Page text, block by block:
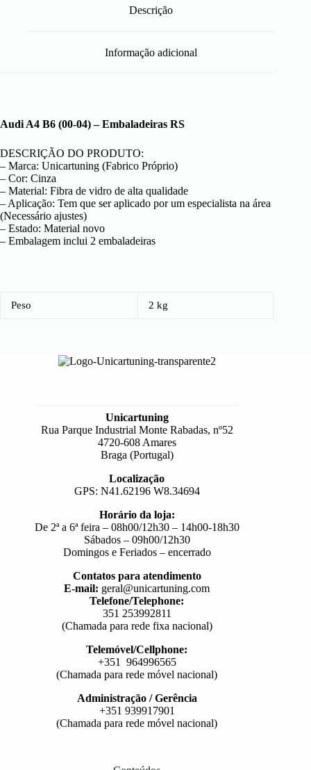
Descrição
Informação adicional
Audi A4 B6 (00-04) – Embaladeiras RS
DESCRIÇÃO DO PRODUTO:
– Marca: Unicartuning (Fabrico Próprio)
– Cor: Cinza
– Material: Fibra de vidro de alta qualidade
– Aplicação: Tem que ser aplicado por um especialista na área
(Necessário ajustes)
– Estado: Material novo
– Embalagem inclui 2 embaladeiras
Peso 2 kg
Unicartuning
Rua Parque Industrial Monte Rabadas, nº52
4720-608 Amares
Braga (Portugal)
Localização
GPS: N41.62196 W8.34694
Horário da loja:
De 2ª a 6ª feira – 08h00/12h30 – 14h00-18h30
Sábados – 09h00/12h30
Domingos e Feriados – encerrado
Contatos para atendimento
E-mail: geral@unicartuning.com
Telefone/Telephone:
351 253992811
(Chamada para rede fixa nacional)
Telemóvel/Cellphone:
+351 964996565
(Chamada para rede móvel nacional)
Administração / Gerência
+351 939917901
(Chamada para rede móvel nacional)